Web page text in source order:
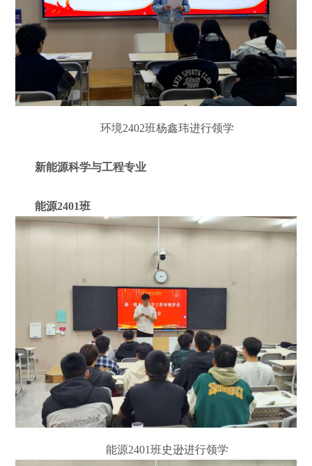
环境2402班杨鑫玮进行领学
新能源科学与工程专业
能源2401班
能源2401班史逊进行领学